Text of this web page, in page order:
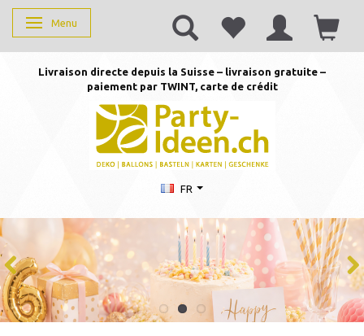
Basculer la navigation
Menu
Livraison directe depuis la Suisse – livraison gratuite –
paiement par TWINT, carte de crédit
FR